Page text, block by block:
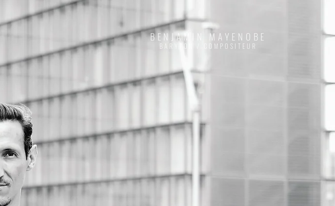
BENJAMIN MAYENOBE
BARYTON / COMPOSITEUR